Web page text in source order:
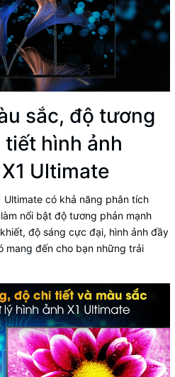
sắc, độ tương
hình ảnh
Ultimate
có khả năng phân tích
nổi bật độ tương phản mạnh
độ sáng cực đại, hình ảnh đầy
mang đến cho bạn những trải